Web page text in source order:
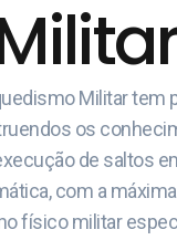
Militar tem
os
de saltos
com a
físico militar